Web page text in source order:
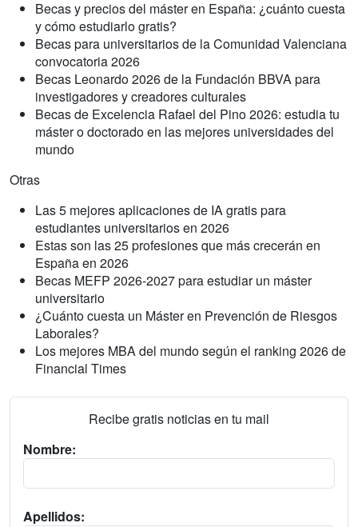
Becas y precios del máster en España: ¿cuánto cuesta
y cómo estudiarlo gratis?
Becas para universitarios de la Comunidad Valenciana
convocatoria 2026
Becas Leonardo 2026 de la Fundación BBVA para
investigadores y creadores culturales
Becas de Excelencia Rafael del Pino 2026: estudia tu
máster o doctorado en las mejores universidades del
mundo
Otras
Las 5 mejores aplicaciones de IA gratis para
estudiantes universitarios en 2026
Estas son las 25 profesiones que más crecerán en
España en 2026
Becas MEFP 2026-2027 para estudiar un máster
universitario
¿Cuánto cuesta un Máster en Prevención de Riesgos
Laborales?
Los mejores MBA del mundo según el ranking 2026 de
Financial Times
Recibe gratis noticias en tu mail
Nombre:
Apellidos: